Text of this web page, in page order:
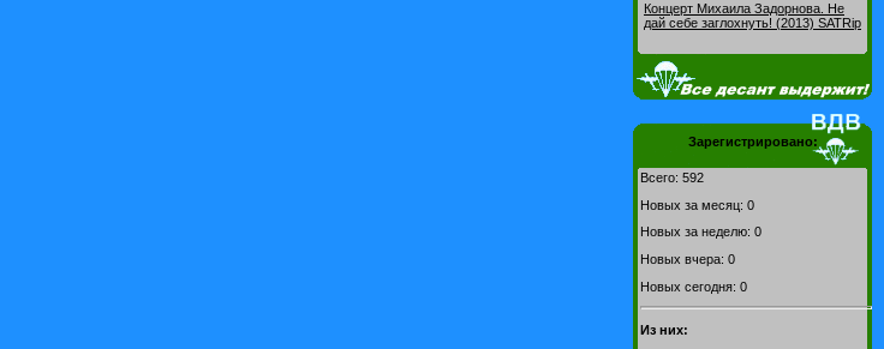
Концерт Михаила Задорнова. Не
дай себе заглохнуть! (2013) SATRip
Зарегистрировано:
Всего: 592
Новых за месяц: 0
Новых за неделю: 0
Новых вчера: 0
Новых сегодня: 0
Из них: